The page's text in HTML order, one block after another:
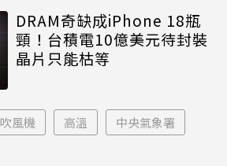
DRAM奇缺成iPhone 18瓶
頸！台積電10億美元待封裝
晶片只能枯等
吹風機 高溫 中央氣象署